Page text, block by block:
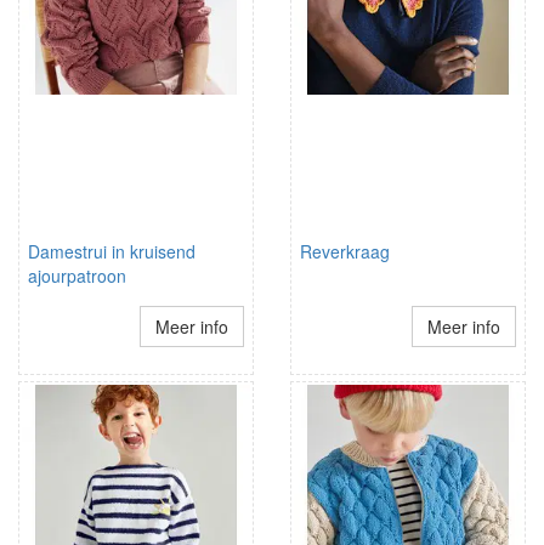
Damestrui in kruisend
ajourpatroon
Meer info
Reverkraag
Meer info